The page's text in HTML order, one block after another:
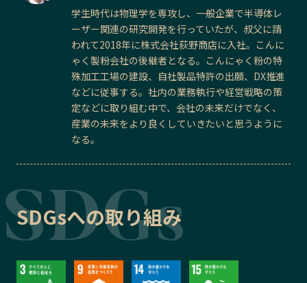
学生時代は物理学を専攻し、一般企業で半導体レ
ーザー関連の研究開発を行っていたが、叔父に請
われて2018年に株式会社荻野商店に入社。こんに
ゃく製粉会社の後継者となる。こんにゃく粉の特
殊加工工場の建設、自社製品特許の出願、DX推進
などに従事する。社内の業務執行や経営戦略の策
定などに取り組む中で、会社の未来だけでなく、
産業の未来をより良くしていきたいと思うように
なる。
SDGsへの取り組み